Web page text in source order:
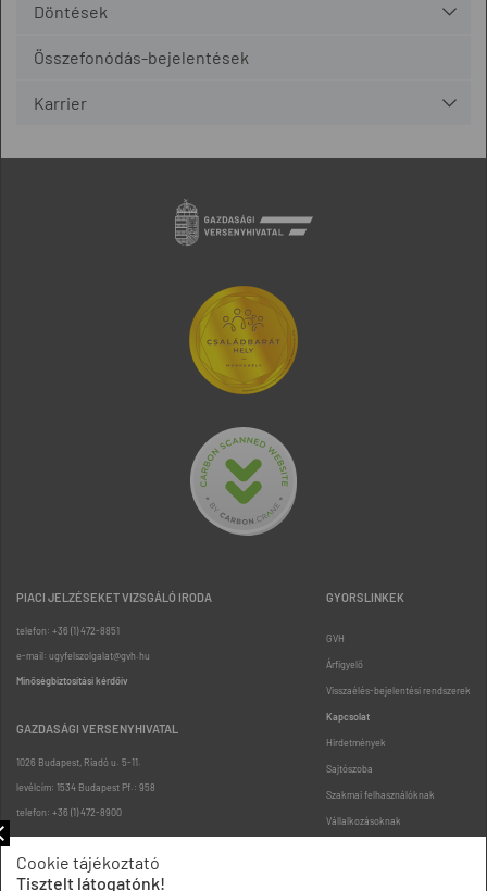
Döntések
Összefonódás-bejelentések
Karrier
PIACI JELZÉSEKET VIZSGÁLÓ IRODA
telefon: +36 (1) 472-8851
e-mail: ugyfelszolgalat@gvh.hu
Minőségbiztosítási kérdőív
GAZDASÁGI VERSENYHIVATAL
1026 Budapest, Riadó u. 5-11.
levélcím: 1534 Budapest Pf.: 958
telefon: +36 (1) 472-8900
GYORSLINKEK
GVH
Árfigyelő
Visszaélés-bejelentési rendszerek
Kapcsolat
Hirdetmények
Sajtószoba
Szakmai felhasználóknak
Vállalkozásoknak
Cookie tájékoztató
Tisztelt látogatónk!